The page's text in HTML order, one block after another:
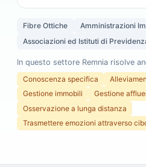
Fibre Ottiche
Amministrazioni
Associazioni ed Istituti di
In questo settore Remnia risolve
Conoscenza specifica
Gestione immobili
Gestione
Osservazione a lunga distanza
Trasmettere emozioni attraverso